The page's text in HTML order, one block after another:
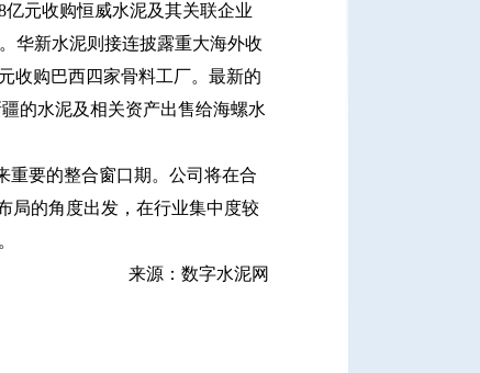
元收购恒威水泥及其关联企业
华新水泥则接连披露重大海外收
收购巴西四家骨料工厂。最新的
的水泥及相关资产出售给海螺水
要的整合窗口期。公司将在合
局的角度出发，在行业集中度较
来源：数字水泥网